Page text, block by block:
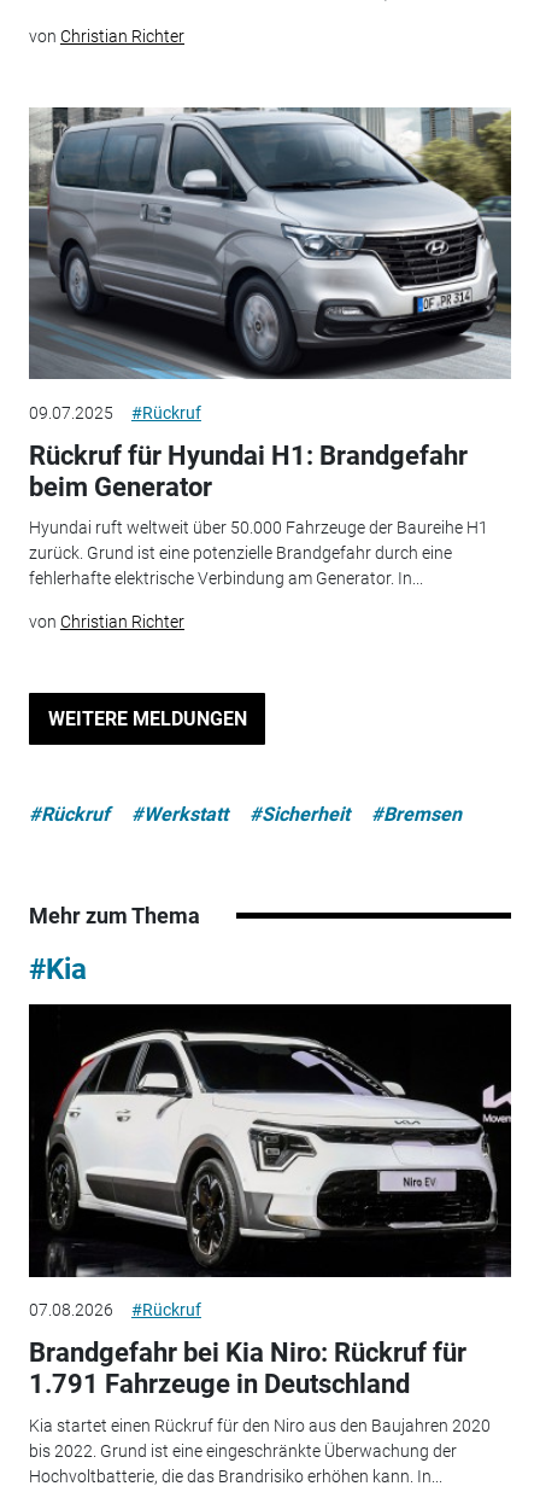
von Christian Richter
09.07.2025 #Rückruf
Rückruf für Hyundai H1: Brandgefahr
beim Generator
Hyundai ruft weltweit über 50.000 Fahrzeuge der Baureihe H1
zurück. Grund ist eine potenzielle Brandgefahr durch eine
fehlerhafte elektrische Verbindung am Generator. In...
von Christian Richter
WEITERE MELDUNGEN
#Rückruf #Werkstatt #Sicherheit #Bremsen
Mehr zum Thema
#Kia
07.08.2026 #Rückruf
Brandgefahr bei Kia Niro: Rückruf für
1.791 Fahrzeuge in Deutschland
Kia startet einen Rückruf für den Niro aus den Baujahren 2020
bis 2022. Grund ist eine eingeschränkte Überwachung der
Hochvoltbatterie, die das Brandrisiko erhöhen kann. In...